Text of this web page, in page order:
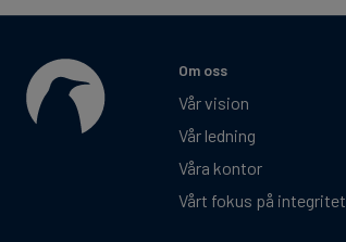
Om oss
Vår vision
Vår ledning
Våra kontor
Vårt fokus på integritet